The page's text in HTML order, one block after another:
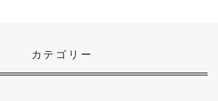
カテゴリー